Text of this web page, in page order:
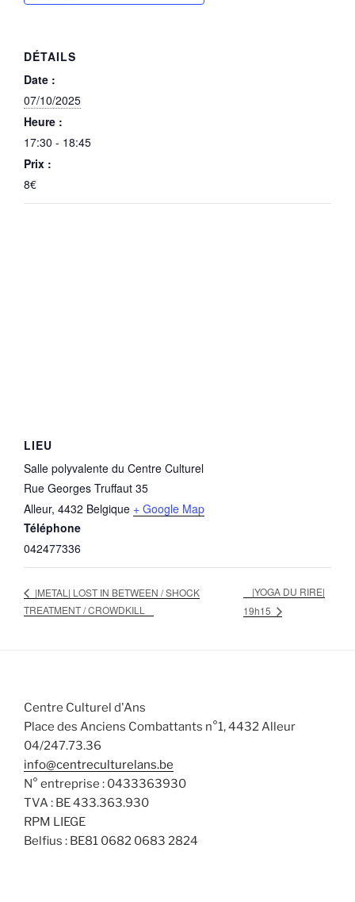
DÉTAILS
Date :
07/10/2025
Heure :
17:30 - 18:45
Prix :
8€
LIEU
Salle polyvalente du Centre Culturel
Rue Georges Truffaut 35
Alleur, 4432 Belgique + Google Map
Téléphone
042477336
|METAL| LOST IN BETWEEN / SHOCK
TREATMENT / CROWDKILL
|YOGA DU RIRE|
19h15
Centre Culturel d'Ans
Place des Anciens Combattants n°1, 4432 Alleur
04/247.73.36
info@centreculturelans.be
N° entreprise : 0433363930
TVA : BE 433.363.930
RPM LIEGE
Belfius : BE81 0682 0683 2824